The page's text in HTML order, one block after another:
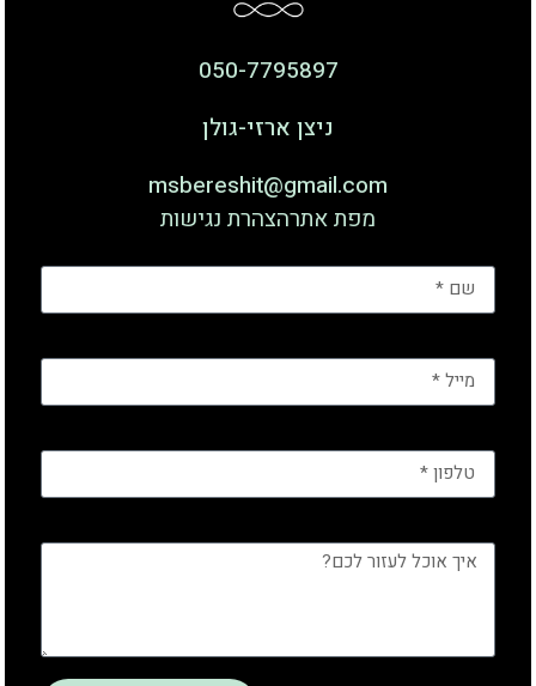
050-7795897
ניצן ארזי-גולן
msbereshit@gmail.com
מפת אתרהצהרת נגישות